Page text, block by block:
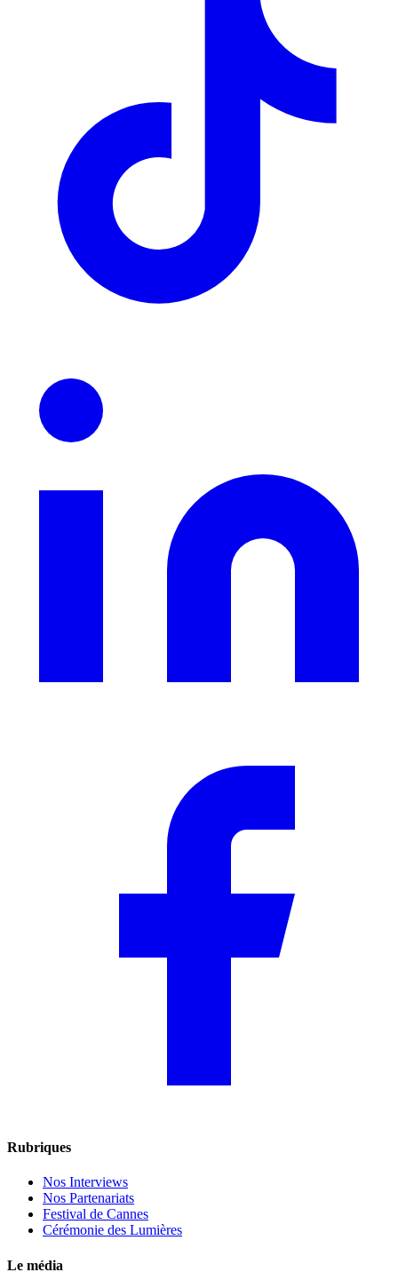
Rubriques
Nos Interviews
Nos Partenariats
Festival de Cannes
Cérémonie des Lumières
Le média